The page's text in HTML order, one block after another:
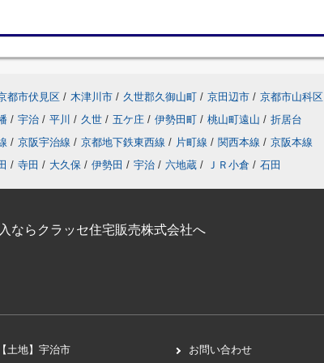
都市伏見区 / 木津川市 / 久世郡久御山町 / 京田辺市 / 京都市山科区
/ 宇治 / 平川 / 久世 / 五ケ庄 / 伊勢田町 / 桃山町遠山 / 折居台
/ 京阪宇治線 / 京都地下鉄東西線 / 片町線 / 関西本線 / 京阪本線
/ 寺田 / 大久保 / 伊勢田 / 宇治 / 六地蔵 / ＪＲ小倉 / 石田
ならクラッセ住宅販売株式会社へ
【土地】宇治市 お問い合わせ